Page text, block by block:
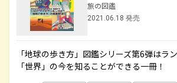
旅の図鑑
2021.06.18 発売
「地球の歩き方」図鑑シリーズ第6弾はラ
「世界」の今を知ることができる一冊！